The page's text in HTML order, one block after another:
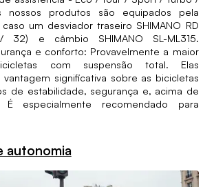
nossos produtos são equipados pela
caso um desviador traseiro SHIMANO RD
32) e câmbio SHIMANO SL-ML315.
e conforto: Provavelmente a maior
com suspensão total. Elas
vantagem significativa sobre as bicicletas
de estabilidade, segurança e, acima de
especialmente recomendado para
autonomia